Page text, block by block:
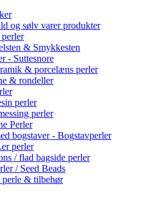
og sølv varer produkter
perler
& Smykkesten
- Suttesnore
& porcelæns perler
& rondeller
perler
perler
Perler
bogstaver - Bogstavperler
perler
/ flad bagside perler
/ Seed Beads
perle & tilbehør